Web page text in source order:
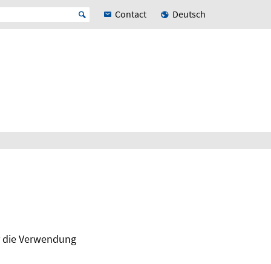
Contact Deutsch
Verwendung